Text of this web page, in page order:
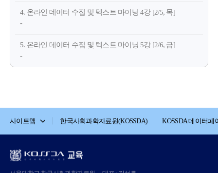
4. 온라인 데이터 수집 및 텍스트 마이닝 4강 [2/5, 목]
-
5. 온라인 데이터 수집 및 텍스트 마이닝 5강 [2/6, 금]
-
사이트맵 한국사회과학자료원(KOSSDA) KOSSDA 데이터페